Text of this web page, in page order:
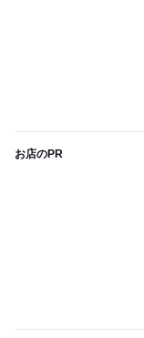
お店のPR